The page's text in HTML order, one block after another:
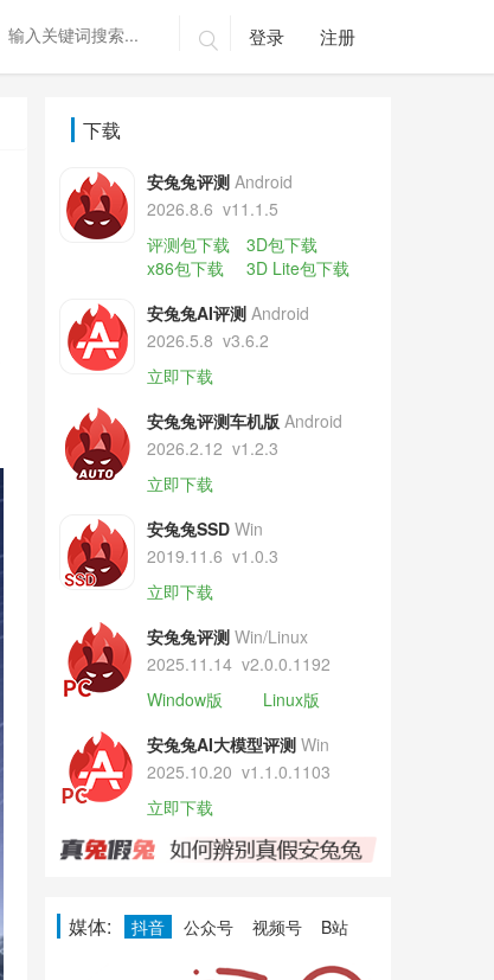
 登录 注册
下载
安兔兔评测 Android
2026.8.6 v11.1.5
评测包下载
3D包下载
x86包下载
3D Lite包下载
安兔兔AI评测 Android
2026.5.8 v3.6.2
立即下载
安兔兔评测车机版 Android
2026.2.12 v1.2.3
立即下载
安兔兔SSD Win
2019.11.6 v1.0.3
立即下载
安兔兔评测 Win/Linux
2025.11.14 v2.0.0.1192
Window版
Linux版
安兔兔AI大模型评测 Win
2025.10.20 v1.1.0.1103
立即下载
媒体: 抖音 公众号 视频号 B站